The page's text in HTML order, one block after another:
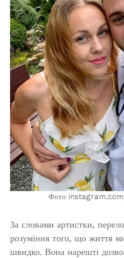
Фото
За словами артистки,
розуміння того, що життя
швидко. Вона нарешті